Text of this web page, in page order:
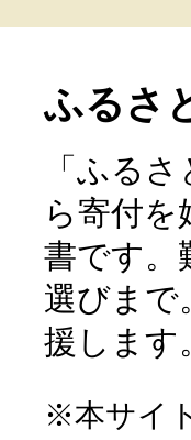
ふるさ
「ふる
ら寄付
書です。
選びまで
援します
※本サイ